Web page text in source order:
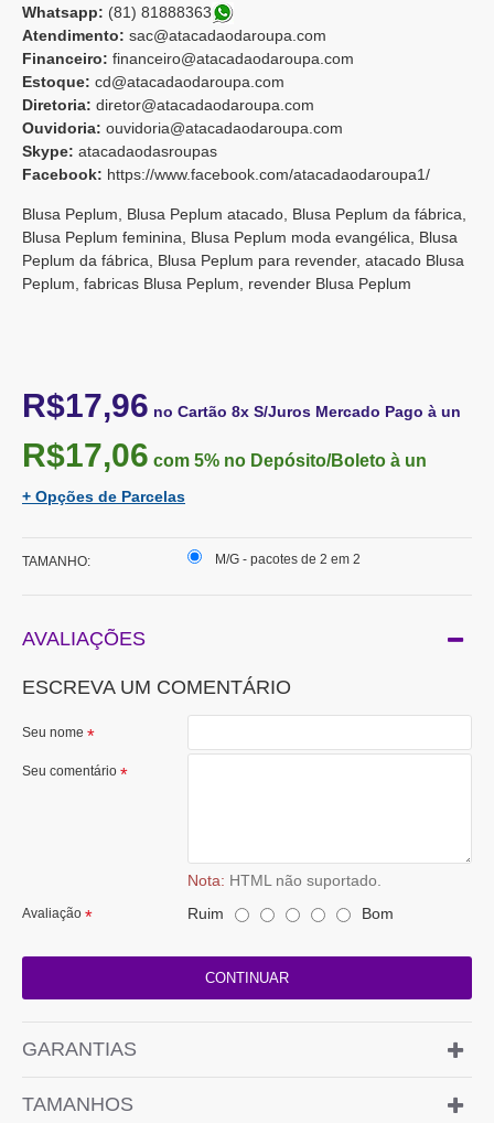
Whatsapp: (81) 81888363
Atendimento: sac@atacadaodaroupa.com
Financeiro: financeiro@atacadaodaroupa.com
Estoque: cd@atacadaodaroupa.com
Diretoria: diretor@atacadaodaroupa.com
Ouvidoria: ouvidoria@atacadaodaroupa.com
Skype: atacadaodasroupas
Facebook: https://www.facebook.com/atacadaodaroupa1/
Blusa Peplum, Blusa Peplum atacado, Blusa Peplum da fábrica,
Blusa Peplum feminina, Blusa Peplum moda evangélica, Blusa
Peplum da fábrica, Blusa Peplum para revender, atacado Blusa
Peplum, fabricas Blusa Peplum, revender Blusa Peplum
R$17,96 no Cartão 8x S/Juros Mercado Pago à un
R$17,06 com 5% no Depósito/Boleto à un
+ Opções de Parcelas
TAMANHO: M/G - pacotes de 2 em 2
AVALIAÇÕES
ESCREVA UM COMENTÁRIO
Seu nome
Seu comentário
Nota: HTML não suportado.
Avaliação Ruim Bom
CONTINUAR
GARANTIAS
TAMANHOS